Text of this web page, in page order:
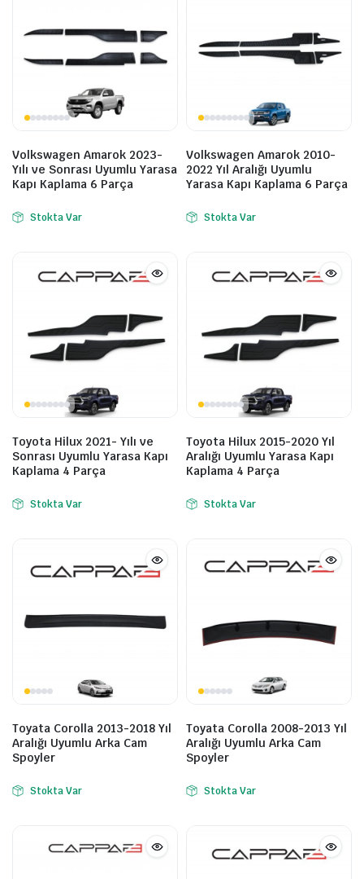
Volkswagen Amarok 2023-
Yılı ve Sonrası Uyumlu Yarasa
Kapı Kaplama 6 Parça
Stokta Var
Volkswagen Amarok 2010-
2022 Yıl Aralığı Uyumlu
Yarasa Kapı Kaplama 6 Parça
Stokta Var
Toyota Hilux 2021- Yılı ve
Sonrası Uyumlu Yarasa Kapı
Kaplama 4 Parça
Stokta Var
Toyota Hilux 2015-2020 Yıl
Aralığı Uyumlu Yarasa Kapı
Kaplama 4 Parça
Stokta Var
Toyata Corolla 2013-2018 Yıl
Aralığı Uyumlu Arka Cam
Spoyler
Stokta Var
Toyata Corolla 2008-2013 Yıl
Aralığı Uyumlu Arka Cam
Spoyler
Stokta Var